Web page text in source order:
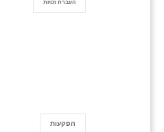
העברת זכויות
הפקעות